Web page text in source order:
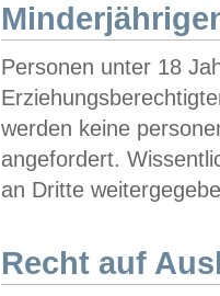
Personen unter 18
werden keine
angefordert.
an Dritte
Recht auf